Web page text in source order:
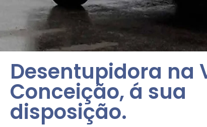
Desentupidora na
Conceição, á sua
disposição.